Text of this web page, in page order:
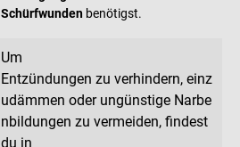
Schürfwunden benötigst.
Um
Entzündungen zu verhindern, einz
udämmen oder ungünstige Narbe
nbildungen zu vermeiden, findest
du in